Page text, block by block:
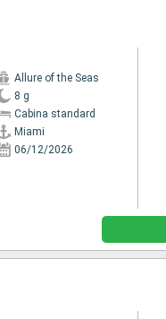
Allure of the Seas
8 g
Cabina standard
Miami
06/12/2026